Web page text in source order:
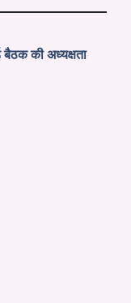
बैठक की अध्यक्षता